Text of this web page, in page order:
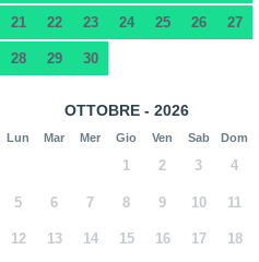
21 22 23 24 25 26 27
28 29 30
OTTOBRE - 2026
Lun Mar Mer Gio Ven Sab Dom
1 2 3 4
5 6 7 8 9 10 11
12 13 14 15 16 17 18